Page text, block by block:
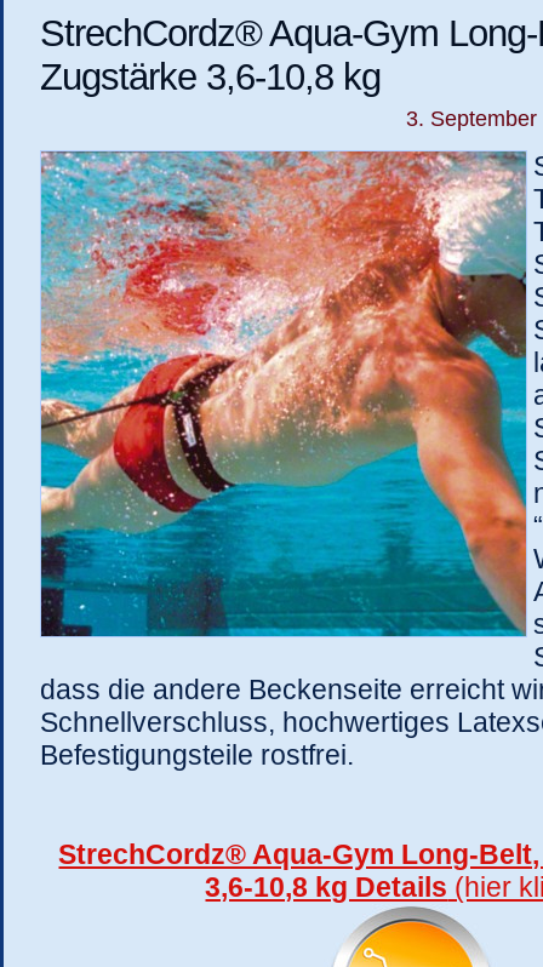
StrechCordz® Aqua-Gym
Zugstärke 3,6-10,8 kg
3.
dass die andere Beckenseite erreicht
Schnellverschluss, hochwertiges
Befestigungsteile rostfrei.
StrechCordz® Aqua-Gym Long-
3,6-10,8 kg Details (hier